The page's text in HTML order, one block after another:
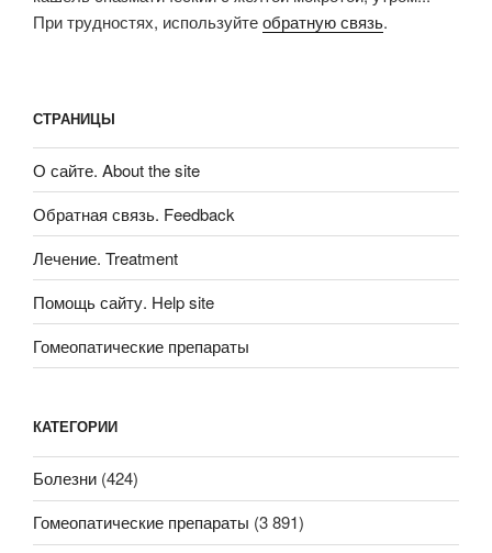
При трудностях, используйтеобратную связь.
СТРАНИЦЫ
О сайте. About the site
Обратная связь. Feedback
Лечение. Treatment
Помощь сайту. Help site
Гомеопатические препараты
КАТЕГОРИИ
Болезни (424)
Гомеопатические препараты (3 891)